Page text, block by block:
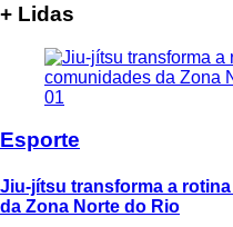
+ Lidas
01
Esporte
Jiu-jítsu transforma a
da Zona Norte do Rio